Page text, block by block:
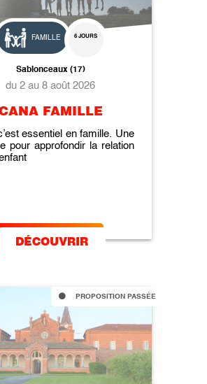
FAMILLE 6 JOURS
Sablonceaux (17)
du 2 au 8 août 2026
FAMILLE
essentiel en famille. Une
pour approfondir la relation
DÉCOUVRIR
PROPOSITION PASSÉE